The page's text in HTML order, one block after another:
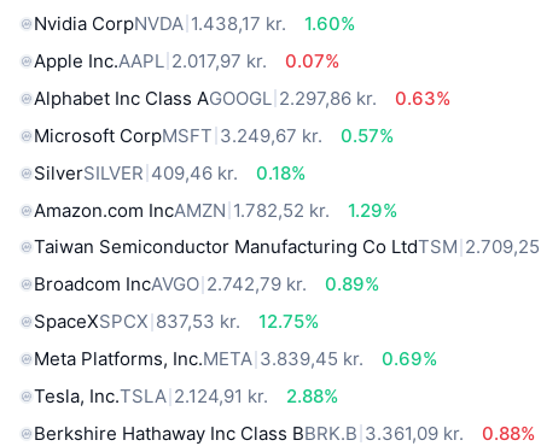
Nvidia CorpNVDA 1.438,17 kr.
1.60%
Apple Inc.AAPL 2.017,97 kr.
0.07%
Alphabet Inc Class AGOOGL 2.297,86 kr.
0.63%
Microsoft CorpMSFT 3.249,67 kr.
0.57%
SilverSILVER 409,46 kr.
0.18%
Amazon.com IncAMZN 1.782,52 kr.
1.29%
Taiwan Semiconductor Manufacturing Co LtdTSM
Broadcom IncAVGO 2.742,79 kr.
0.89%
SpaceXSPCX 837,53 kr.
12.75%
Meta Platforms, Inc.META 3.839,45 kr.
0.69%
Tesla, Inc.TSLA 2.124,91 kr.
2.88%
Berkshire Hathaway Inc Class BBRK.B 3.361,09 kr.
0.88%